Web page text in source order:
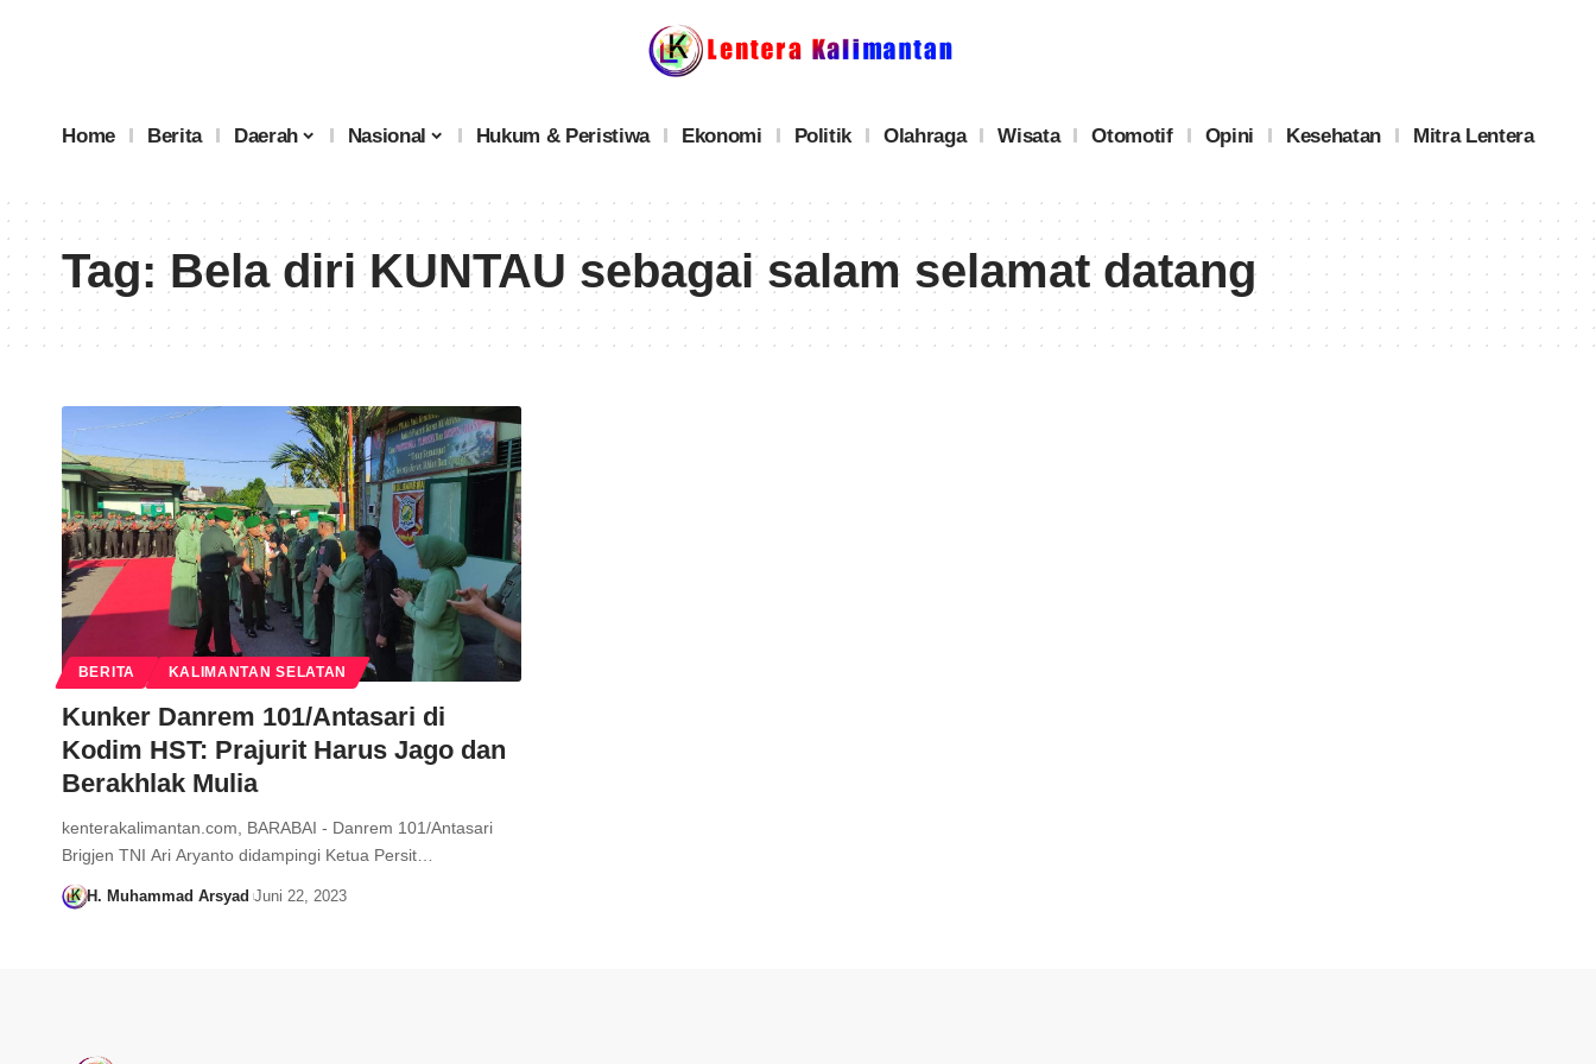
Home Berita Daerah Nasional Hukum & Peristiwa Ekonomi Politik Olahraga Wisata Otomotif Opini Kesehatan Mitra Lentera
Tag:Bela diri KUNTAU sebagai salam selamat datang
BERITA KALIMANTAN SELATAN
Kunker Danrem 101/Antasari di
Kodim HST: Prajurit Harus Jago dan
Berakhlak Mulia
kenterakalimantan.com, BARABAI - Danrem 101/Antasari
Brigjen TNI Ari Aryanto didampingi Ketua Persit…
H. Muhammad Arsyad Juni 22, 2023